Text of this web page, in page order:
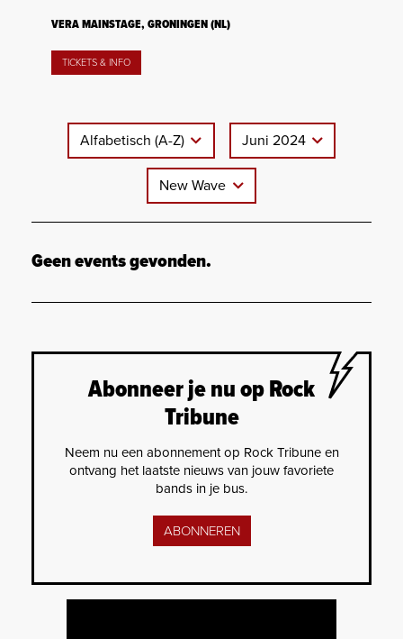
VERA MAINSTAGE, GRONINGEN (NL)
TICKETS & INFO
Alfabetisch (A-Z) Juni 2024
New Wave
Geen events gevonden.
Abonneer je nu op Rock
Tribune
Neem nu een abonnement op Rock Tribune en
ontvang het laatste nieuws van jouw favoriete
bands in je bus.
ABONNEREN